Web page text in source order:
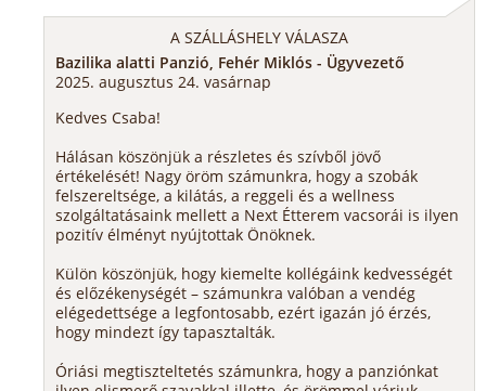
A SZÁLLÁSHELY VÁLASZA
Bazilika alatti Panzió, Fehér Miklós - Ügyvezető
2025. augusztus 24. vasárnap
Kedves Csaba!
Hálásan köszönjük a részletes és szívből jövő
értékelését! Nagy öröm számunkra, hogy a szobák
felszereltsége, a kilátás, a reggeli és a wellness
szolgáltatásaink mellett a Next Étterem vacsorái is ilyen
pozitív élményt nyújtottak Önöknek.
Külön köszönjük, hogy kiemelte kollégáink kedvességét
és előzékenységét – számunkra valóban a vendég
elégedettsége a legfontosabb, ezért igazán jó érzés,
hogy mindezt így tapasztalták.
Óriási megtiszteltetés számunkra, hogy a panziónkat